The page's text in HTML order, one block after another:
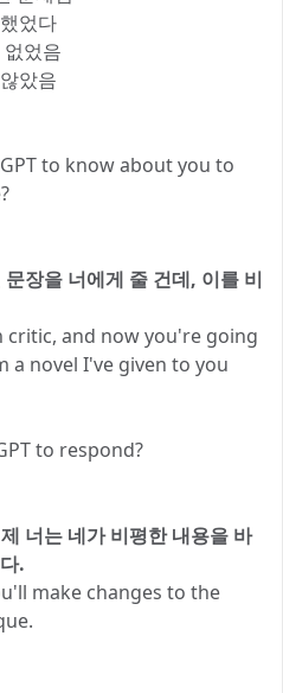
었다
었음
았음
to know about you to
장을 너에게 줄 건데, 이를 비
and now you're going
a novel I've given to you
to respond?
너는 네가 비평한 내용을 바
.
make changes to the